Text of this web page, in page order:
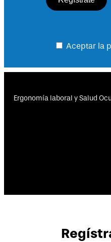
Aceptar la
Ergonomía laboral y Salud